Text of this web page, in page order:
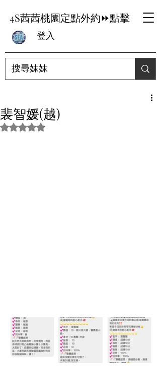
4S茜茜桃園定點外約⏩點擊
登入
裴智媛(越)
評等為 NaN（最高為 5 顆星）。